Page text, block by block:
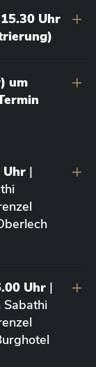
Uhr
um
Uhr |
Uhr |